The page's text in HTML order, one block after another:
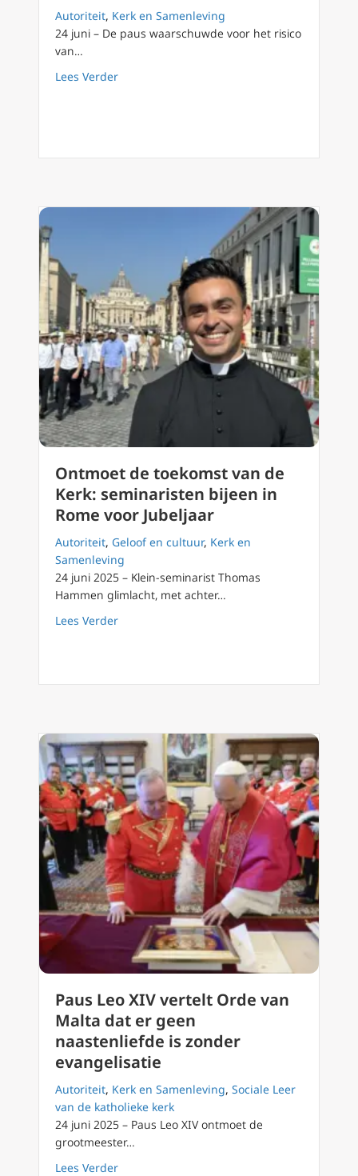
Autoriteit, Kerk en Samenleving
24 juni – De paus waarschuwde voor het risico
van…
Lees Verderabout Paus Leo XIV: wees getuigen van
Ontmoet de toekomst van de
Kerk: seminaristen bijeen in
Rome voor Jubeljaar
Autoriteit, Geloof en cultuur, Kerk en
Samenleving
24 juni 2025 – Klein-seminarist Thomas
Hammen glimlacht, met achter…
Lees Verderabout Ontmoet de toekomst van de Kerk:
Paus Leo XIV vertelt Orde van
Malta dat er geen
naastenliefde is zonder
evangelisatie
Autoriteit, Kerk en Samenleving, Sociale Leer
van de katholieke kerk
24 juni 2025 – Paus Leo XIV ontmoet de
grootmeester…
Lees Verderabout Paus Leo XIV vertelt Orde van Malta